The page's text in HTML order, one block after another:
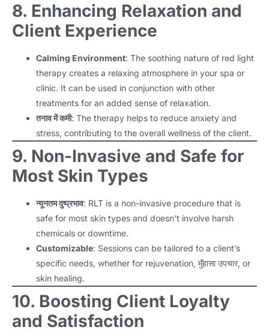
8. Enhancing Relaxation and
Client Experience
Calming Environment: The soothing nature of red light
therapy creates a relaxing atmosphere in your spa or
clinic. It can be used in conjunction with other
treatments for an added sense of relaxation.
तनाव में कमी: The therapy helps to reduce anxiety and
stress, contributing to the overall wellness of the client.
9. Non-Invasive and Safe for
Most Skin Types
न्यूनतम दुष्प्रभाव: RLT is a non-invasive procedure that is
safe for most skin types and doesn’t involve harsh
chemicals or downtime.
Customizable: Sessions can be tailored to a client’s
specific needs, whether for rejuvenation, मुँहासा उपचार, or
skin healing.
10. Boosting Client Loyalty
and Satisfaction